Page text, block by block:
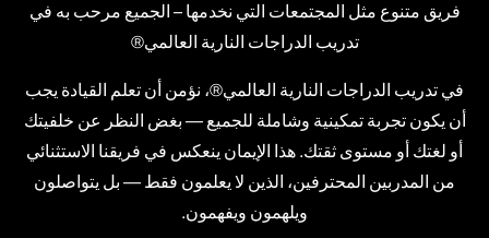
فريق متنوع مثل المجتمعات التي نخدمها – الجميع مرحب به في
تدريب الدراجات النارية العالمي®
في تدريب الدراجات النارية العالمي®، نؤمن أن تعلم القيادة يجب
أن يكون تجربة تمكينية وشاملة للجميع — بغض النظر عن خلفيتك
أو لغتك أو مستوى ثقتك. هذا الإيمان ينعكس في فريقنا الاستثنائي
من المدربين المحترفين، الذين لا يعلمون فقط — بل يتواصلون
ويلهمون ويفهمون.